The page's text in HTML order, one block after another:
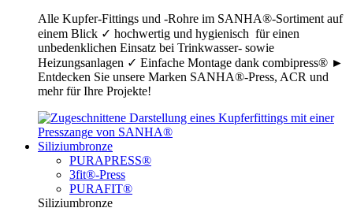
Alle Kupfer-Fittings und -Rohre im SANHA®-Sortiment auf
einem Blick ✓ hochwertig und hygienisch für einen
unbedenklichen Einsatz bei Trinkwasser- sowie
Heizungsanlagen ✓ Einfache Montage dank combipress® ►
Entdecken Sie unsere Marken SANHA®-Press, ACR und
mehr für Ihre Projekte!
Siliziumbronze
PURAPRESS®
3fit®-Press
PURAFIT®
Siliziumbronze